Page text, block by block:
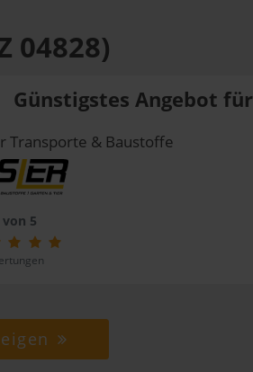
04828)
Günstigstes Angebot für
Transporte & Baustoffe
von 5